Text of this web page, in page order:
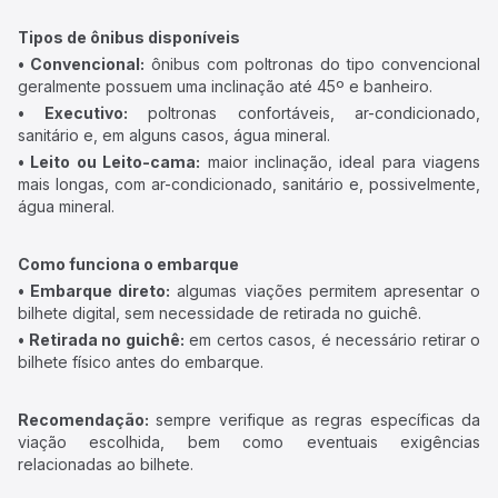
Tipos de ônibus disponíveis
• Convencional: ônibus com poltronas do tipo convencional
geralmente possuem uma inclinação até 45º e banheiro.
• Executivo: poltronas confortáveis, ar-condicionado,
sanitário e, em alguns casos, água mineral.
• Leito ou Leito-cama: maior inclinação, ideal para viagens
mais longas, com ar-condicionado, sanitário e, possivelmente,
água mineral.
Como funciona o embarque
• Embarque direto: algumas viações permitem apresentar o
bilhete digital, sem necessidade de retirada no guichê.
• Retirada no guichê: em certos casos, é necessário retirar o
bilhete físico antes do embarque.
Recomendação: sempre verifique as regras específicas da
viação escolhida, bem como eventuais exigências
relacionadas ao bilhete.